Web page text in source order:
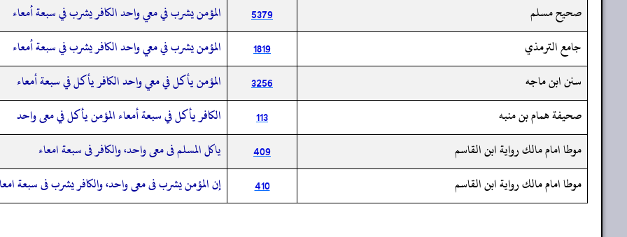
صحيح مسلم
5379
المؤمن يشرب في معي واحد الكافر يشرب في سبعة أمعاء
جامع الترمذي
1819
المؤمن يشرب في معي واحد الكافر يشرب في سبعة أمعاء
سنن ابن ماجه
3256
المؤمن يأكل في معي واحد الكافر يأكل في سبعة أمعاء
صحيفة همام بن منبه
113
الكافر يأكل في سبعة أمعاء المؤمن يأكل في معى واحد
موطا امام مالك رواية ابن القاسم
409
ياكل المسلم فى معى واحد، والكافر فى سبعة امعاء
موطا امام مالك رواية ابن القاسم
410 إن المؤمن يشرب فى معى واحد، والكافر يشرب فى سبعة